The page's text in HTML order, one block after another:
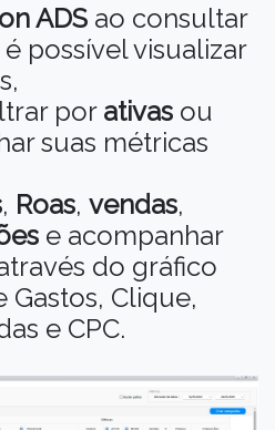
ADS ao consultar
possível visualizar
por ativas ou
suas métricas
, Roas, vendas,
e acompanhar
do gráfico
Clique,
e CPC.